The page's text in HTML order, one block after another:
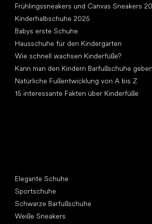
Frühlingssneakers und Canvas Sneakers
Kinderhalbschuhe 2025
Babys erste Schuhe
Hausschuhe für den Kindergarten
Wie schnell wachsen Kinderfüße?
Kann man den Kindern Barfußschuhe
Natürliche Fußentwicklung von A bis Z
15 interessante Fakten über Kinderfüße
Elegante Schuhe
Sportschuhe
Schwarze Barfußschuhe
Weiße Sneakers